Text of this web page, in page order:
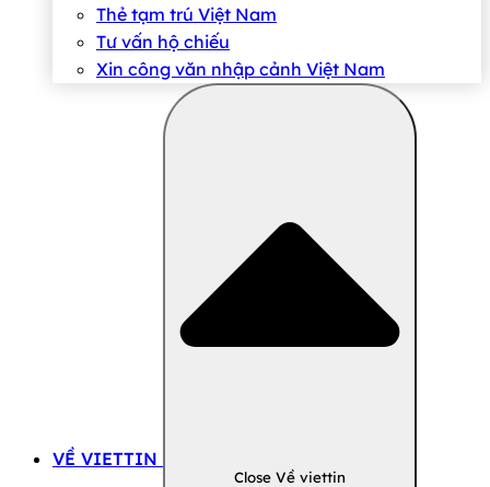
Thẻ tạm trú Việt Nam
Tư vấn hộ chiếu
Xin công văn nhập cảnh Việt Nam
VỀ VIETTIN
Close Về viettin